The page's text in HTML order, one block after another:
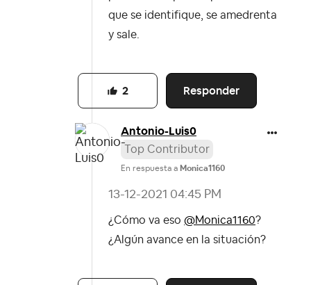
que se identifique, se amedrenta
y sale.
Responder
2
Antonio-Luis0
Top Contributor
En respuesta a Monica1160
‎13-12-2021 04:45 PM
¿Cómo va eso @Monica1160?
¿Algún avance en la situación?